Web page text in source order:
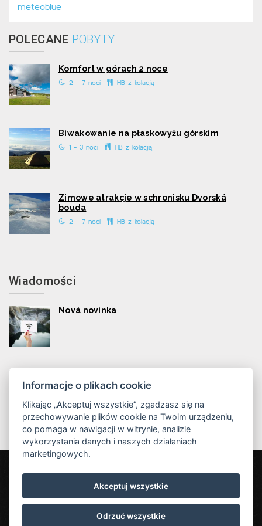
meteoblue
POLECANE POBYTY
Komfort w górach 2 noce
2 - 7 nocí HB z kolacją
Biwakowanie na płaskowyżu górskim
1 - 3 nocí HB z kolacją
Zimowe atrakcje w schronisku Dvorská
bouda
2 - 7 nocí HB z kolacją
Wiadomości
Nová novinka
info@dvorska-bouda.cz
+420725972169 ( rezervace: 8:00 - 16:00 )
Informacje o plikach cookie
Klikając „Akceptuj wszystkie”, zgadzasz się na
przechowywanie plików cookie na Twoim urządzeniu,
co pomaga w nawigacji w witrynie, analizie
wykorzystania danych i naszych działaniach
marketingowych.
Akceptuj wszystkie
Odrzuć wszystkie